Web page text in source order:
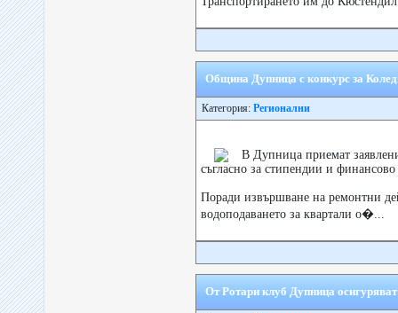
Община Дупница с конкурс за
Категория: Регионални
В Дупница приемат
съгласно за стипендии и
Поради извършване на ремонтни
водоподаването за квартали о�...
От Ротари клуб Дупница